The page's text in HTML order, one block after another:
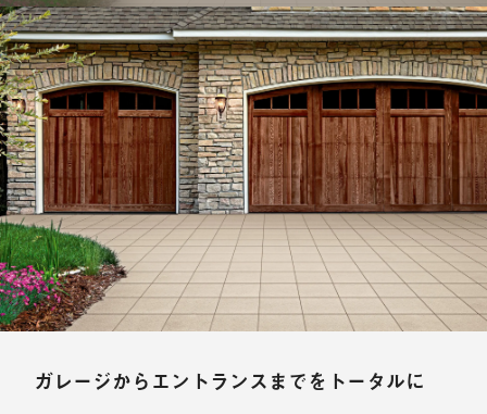
ガレージからエントランスまでをトータルに